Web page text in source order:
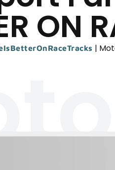
ON
|